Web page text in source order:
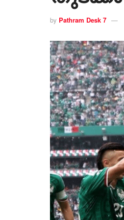
by Pathram Desk 7